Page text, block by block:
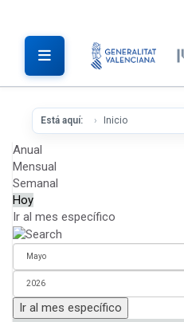
Está aquí: Inicio
Anual
Mensual
Semanal
Hoy
Ir al mes específico
Ir al mes específico